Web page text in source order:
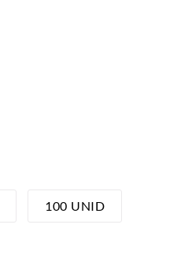
100 UNID